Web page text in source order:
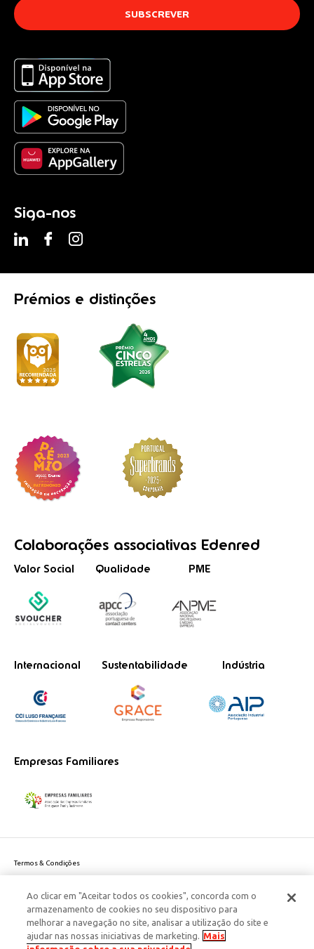
Siga-nos
Prémios e distinções
Colaborações associativas Edenred
Valor Social Qualidade PME
Internacional Sustentabilidade Indústria
Empresas Familiares
Termos & Condições
Politica de Cookies
Política de Privacidade Dados Pessoais
Responsabilidade Social Corporativa
Ao clicar em "Aceitar todos os cookies", concorda com o
armazenamento de cookies no seu dispositivo para
melhorar a navegação no site, analisar a utilização do site e
ajudar nas nossas iniciativas de marketing. Mais